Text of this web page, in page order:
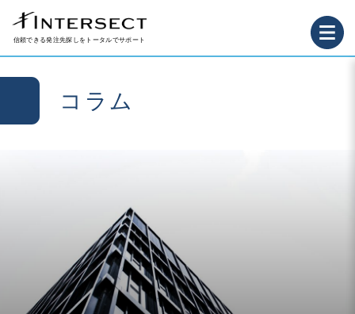
信頼できる発注先探しをトータルでサポート
コラム